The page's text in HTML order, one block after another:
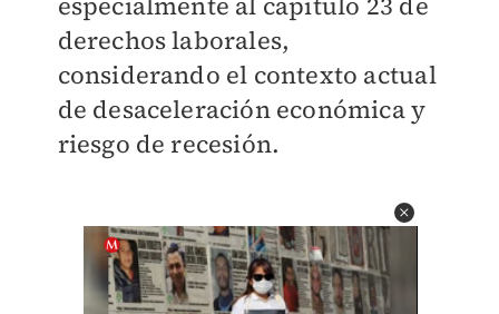
derechos laborales,
considerando el contexto actual
de desaceleración económica y
riesgo de recesión.